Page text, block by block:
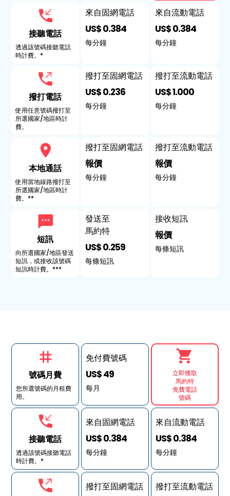
接聽電話
透過該號碼接聽電話
時計費。*
撥打電話
使用任意號碼撥打至
所選國家/地區時計
費。
本地通話
使用當地線路撥打至
所選國家/地區時計
費。**
短訊
向所選國家/地區發送
短訊，或接收該號碼
短訊時計費。***
來自固網電話
US$ 0.384
每分鐘
撥打至固網電話
US$ 0.236
每分鐘
撥打至固網電話
報價
每分鐘
發送至
馬約特
US$ 0.259
每條短訊
來自流動電話
US$ 0.384
每分鐘
撥打至流動電話
US$ 1.000
每分鐘
撥打至流動電話
報價
每分鐘
接收短訊
報價
每條短訊
號碼月費
您所選號碼的月租費
用。
接聽電話
透過該號碼接聽電話
時計費。*
免付費號碼
US$ 49
每月
來自固網電話
US$ 0.384
每分鐘
撥打至固網電話
立即獲取
馬約特
免費電話
號碼
來自流動電話
US$ 0.384
每分鐘
撥打至流動電話